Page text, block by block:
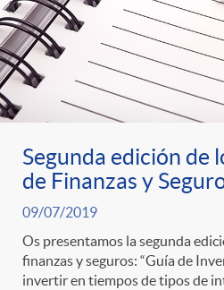
Segunda edición de
de Finanzas y
09/07/2019
Os presentamos la segunda
finanzas y seguros: “Guía de
invertir en tiempos de tipos de